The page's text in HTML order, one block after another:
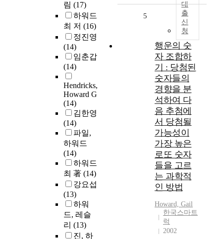
림 (17)
하워드
최 저 (16)
정진영
(14)
임춘갑
(14)
Hendricks,
Howard G
(14)
김한영
(14)
파일,
하워드
(14)
하워드
최 著 (14)
강요섭
(13)
하워
드, 레슬
리 (13)
진, 하
대
출
신
청
5
행운의 숫
자 조합하
기 : 당첨된
숫자들의
경향을 분
석하여 다
음 추첨에
서 당첨될
가능성이
가장 높은
로또 숫자
들을 고르
는 과학적
인 방법
Howard, Gail
한국스마트
럭
2002